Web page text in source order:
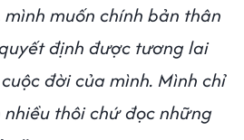
muốn chính bản thân
định được tương lai
đời của mình. Mình chỉ
thôi chứ đọc những